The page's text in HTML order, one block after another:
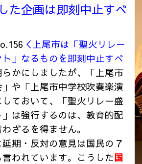
た企画は即刻中止すべ
＜上尾市は「聖火リレー
」なるものを即刻中止すべ
らかにしましたが、「上尾市
や「上尾市中学校吹奏楽演
ておいて、「聖火リレー盛
は強行するのは、教育的配
ざるを得ません。
期・反対の意見は国民の７
われています。こうした国